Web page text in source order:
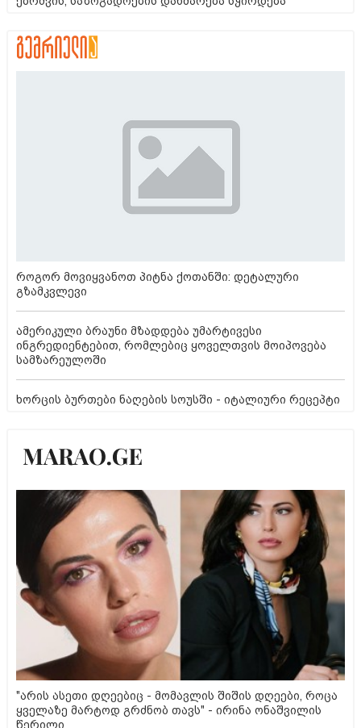
როგორ მოვიყვანოთ პიტნა ქოთანში: დეტალური
გზამკვლევი
ამერიკული ბრაუნი მზადდება უმარტივესი
ინგრედიენტებით, რომლებიც ყოველთვის მოიპოვება
სამზარეულოში
ხორცის ბურთები ნაღების სოუსში - იტალიური რეცეპტი
"არის ასეთი დღეებიც - მომავლის შიშის დღეები, როცა
ყველაზე მარტოდ გრძნობ თავს" - ირინა ონაშვილის
წერილი